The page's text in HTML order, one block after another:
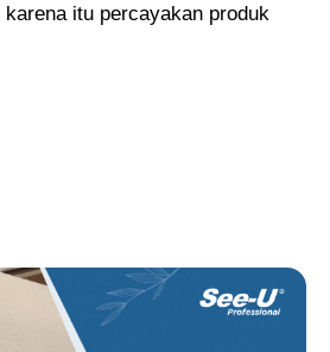
karena itu percayakan produk